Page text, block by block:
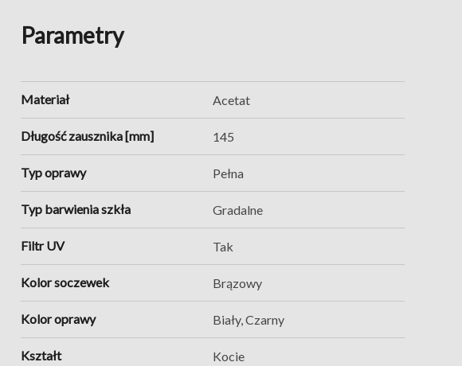
Parametry
Materiał Acetat
Długość zausznika [mm] 145
Typ oprawy Pełna
Typ barwienia szkła Gradalne
Filtr UV Tak
Kolor soczewek Brązowy
Kolor oprawy Biały, Czarny
Kształt Kocie